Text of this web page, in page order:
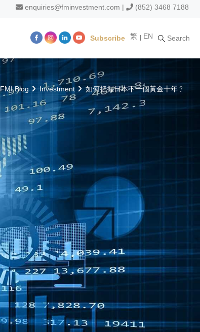
enquiries@fminvestment.com | (852) 3468 7188
Subscribe 繁 EN Search
FMI Blog Investment 如何把握日本下一個黃金十年﹖